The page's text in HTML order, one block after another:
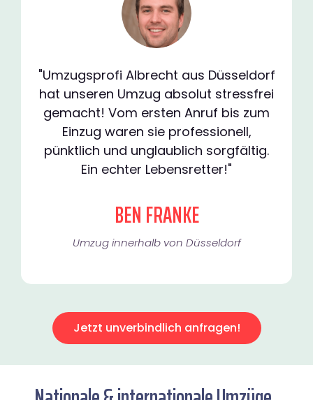
"Umzugsprofi Albrecht aus Düsseldorf
hat unseren Umzug absolut stressfrei
gemacht! Vom ersten Anruf bis zum
Einzug waren sie professionell,
pünktlich und unglaublich sorgfältig.
Ein echter Lebensretter!"
BEN FRANKE
Umzug innerhalb von Düsseldorf​
Jetzt unverbindlich anfragen!